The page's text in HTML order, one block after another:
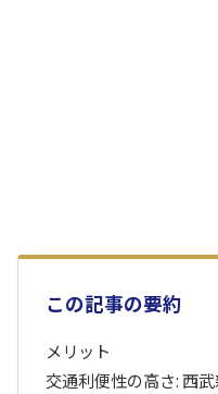
この記事の要約
メリット
交通利便性の高さ: 西